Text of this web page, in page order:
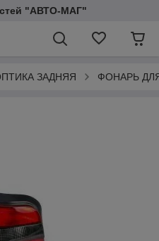
"АВТО-МАГ"
ЗАДНЯЯ ФОНАРЬ